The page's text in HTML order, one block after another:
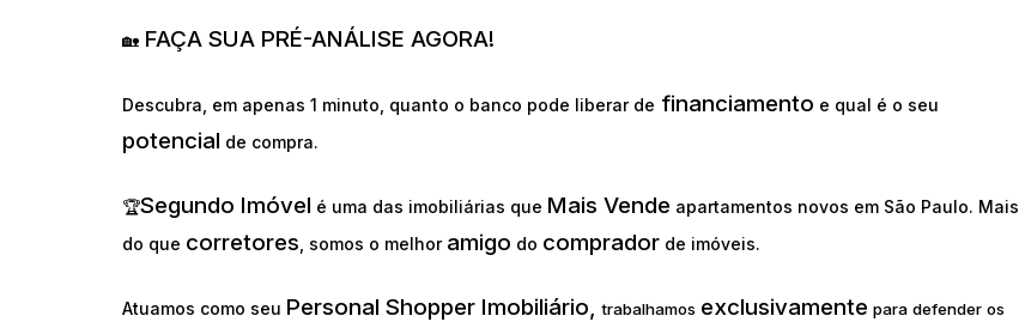
🏡 FAÇA SUA PRÉ-ANÁLISE AGORA!
Descubra, em apenas 1 minuto, quanto o banco pode liberar de financiamento e qual é o seu
potencial de compra.
🏆Segundo Imóvel é uma das imobiliárias que Mais Vende apartamentos novos em São Paulo. Mais
do que corretores , somos o melhor amigo do comprador de imóveis.
Atuamos como seu Personal Shopper Imobiliário,trabalhamos exclusivamente para defender os